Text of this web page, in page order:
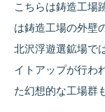
こちらは鋳造工場
は鋳造工場の外壁
北沢浮遊選鉱場で
イトアップが行わ
た幻想的な工場群